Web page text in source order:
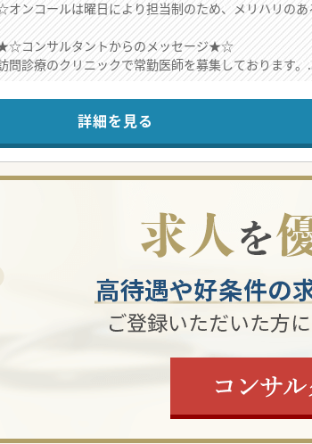
オンコールは曜日により担当制のため、メリハリのあ
コンサルタントからのメッセージ★☆
問診療のクリニックで常勤医師を募集しております。
ンコールは週1回程度曜日ごとに担当するので、オン
のため当番日以外のオンコール対応はございません。
詳細を見る